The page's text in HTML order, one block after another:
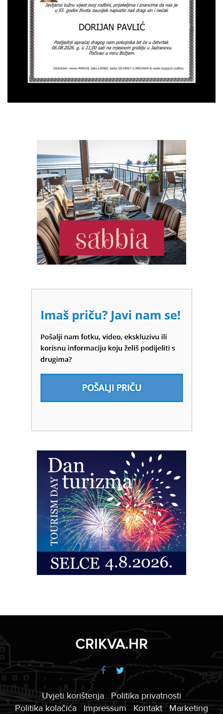
CRIKVA.HR
Uvjeti korištenja
Politika privatnosti
Politika kolačića
Impressum Kontakt Marketing